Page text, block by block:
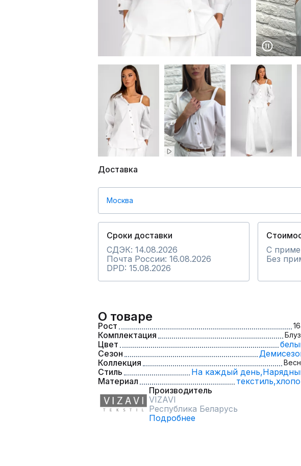
Доставка
Москва
Сроки доставки
СДЭК: 14.08.2026
Почта России: 16.08.2026
DPD: 15.08.2026
С
Без
О товаре
Рост
Комплектация
Цвет
Сезон
Коллекция
Стиль На каждый день,
Материал
текстиль,
Производитель
VIZAVI
Республика Беларусь
Подробнее